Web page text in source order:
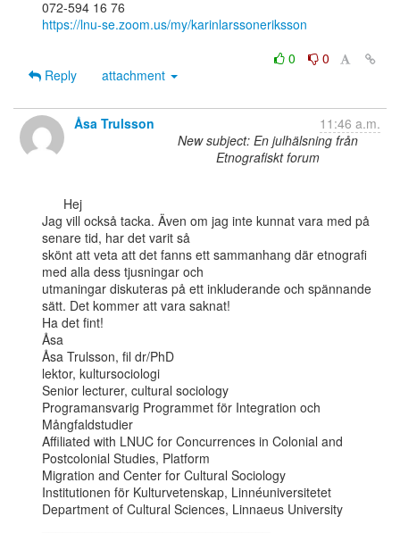
https://lnu-se.zoom.us/my/karinlarssoneriksson
0
0
Reply
attachment
Åsa Trulsson
11:46 a.m.
New subject: En julhälsning från
Etnografiskt forum
Jag vill också tacka. Även om jag inte kunnat vara med på
senare tid, har det varit så
skönt att veta att det fanns ett sammanhang där etnografi
med alla dess tjusningar och
utmaningar diskuteras på ett inkluderande och spännande
sätt. Det kommer att vara saknat!
Ha det fint!
Åsa
Åsa Trulsson, fil dr/PhD
lektor, kultursociologi
Senior lecturer, cultural sociology
Programansvarig Programmet för Integration och
Mångfaldstudier
Affiliated with LNUC for Concurrences in Colonial and
Postcolonial Studies, Platform
Migration and Center for Cultural Sociology
Institutionen för Kulturvetenskap, Linnéuniversitetet
Department of Cultural Sciences, Linnaeus University